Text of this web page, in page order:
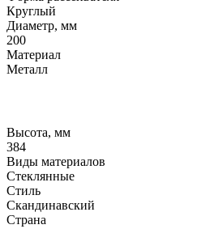
Круглый
Диаметр, мм
200
Материал
Металл
Высота, мм
384
Виды материалов
Стеклянные
Стиль
Скандинавский
Страна